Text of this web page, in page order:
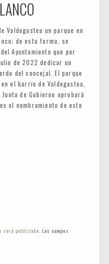
Valdegastea un parque en
de esta forma, se
Ayuntamiento que por
de 2022 dedicar un
del concejal. El parque
el barrio de Valdegastea,
de Gobierno aprobará
el nombramiento de este
será publicada. Los campos